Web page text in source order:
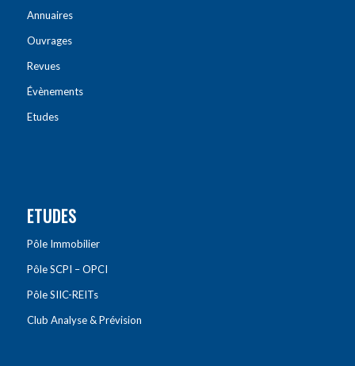
Annuaires
Ouvrages
Revues
Évènements
Etudes
ETUDES
Pôle Immobilier
Pôle SCPI – OPCI
Pôle SIIC-REITs
Club Analyse & Prévision